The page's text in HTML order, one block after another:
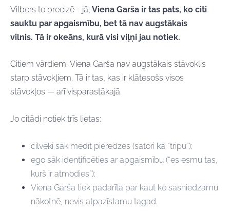
Vilbers to precizē - jā, Viena Garša ir tas pats, ko citi
sauktu par apgaismību, bet tā nav augstākais
vilnis. Tā ir okeāns, kurā visi viļņi jau notiek.
Citiem vārdiem: Viena Garša nav augstākais stāvoklis
starp stāvokļiem. Tā ir tas, kas ir klātesošs visos
stāvokļos — arī visparastākajā.
Jo citādi notiek trīs lietas:
cilvēki sāk medīt pieredzes (satori kā “tripu”);
ego sāk identificēties ar apgaismību (“es esmu tas,
kurš ir atmodies”);
Viena Garša tiek padarīta par kaut ko sasniedzamu
nākotnē, nevis atpazīstamu tagad.